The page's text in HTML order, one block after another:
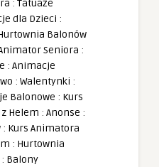
: Tatuaże
dla Dzieci :
Balonów
Seniora :
: Animacje
: Walentynki :
Balonowe : Kurs
Helem : Anonse :
: Kurs Animatora
: Hurtownia
: Balony